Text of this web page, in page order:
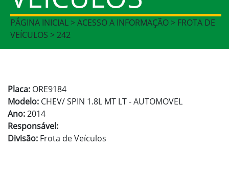
PÁGINA INICIAL > ACESSO A INFORMAÇÃO > FROTA DE
VEÍCULOS > 242
Placa: ORE9184
Modelo: CHEV/ SPIN 1.8L MT LT - AUTOMOVEL
Ano:2014
Responsável:
Divisão: Frota de Veículos